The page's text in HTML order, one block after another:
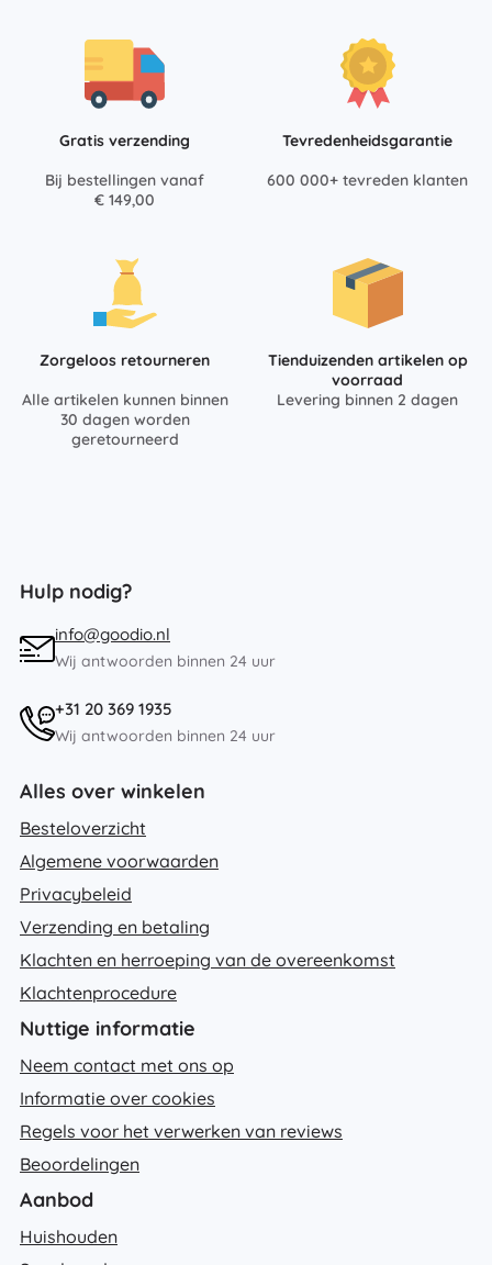
Gratis verzending
Bij bestellingen vanaf
€ 149,00
Tevredenheidsgarantie
600 000+ tevreden klanten
Zorgeloos retourneren
Alle artikelen kunnen binnen
30 dagen worden
geretourneerd
Tienduizenden artikelen op
voorraad
Levering binnen 2 dagen
Hulp nodig?
info@goodio.nl
Wij antwoorden binnen 24 uur
+31 20 369 1935
Wij antwoorden binnen 24 uur
Alles over winkelen
Besteloverzicht
Algemene voorwaarden
Privacybeleid
Verzending en betaling
Klachten en herroeping van de overeenkomst
Klachtenprocedure
Nuttige informatie
Neem contact met ons op
Informatie over cookies
Regels voor het verwerken van reviews
Beoordelingen
Aanbod
Huishouden